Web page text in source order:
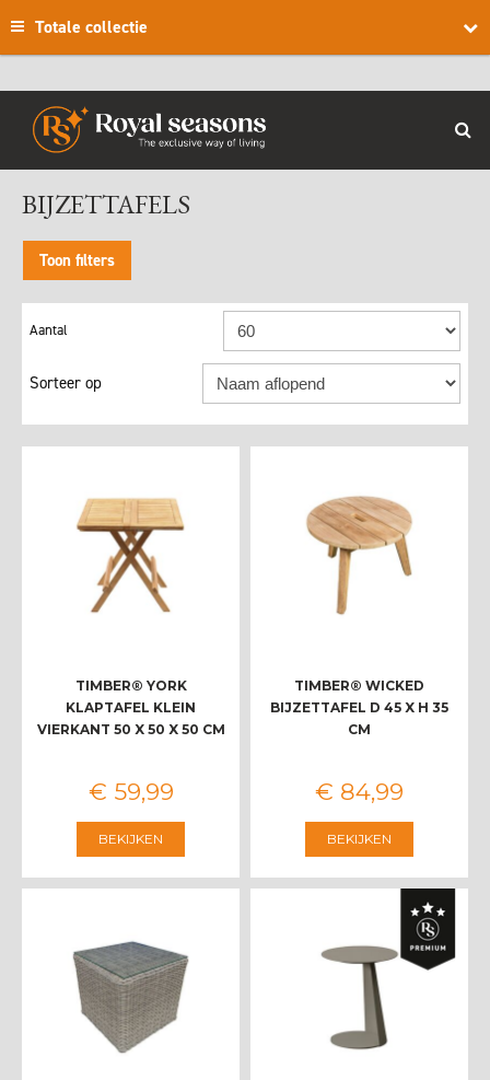
Totale collectie
BIJZETTAFELS
Toon filters
Sorteer op
TIMBER® YORK
KLAPTAFEL KLEIN
VIERKANT 50 X 50 X 50 CM
€ 59,99
BEKIJKEN
TIMBER® WICKED
BIJZETTAFEL D 45 X H 35
CM
€ 84,99
BEKIJKEN